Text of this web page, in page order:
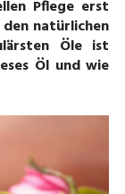
Pflege erst
natürlichen
Öle ist
Öl und wie